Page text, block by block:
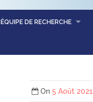
ÉQUIPE DE RECHERCHE
On 5 Août 2021